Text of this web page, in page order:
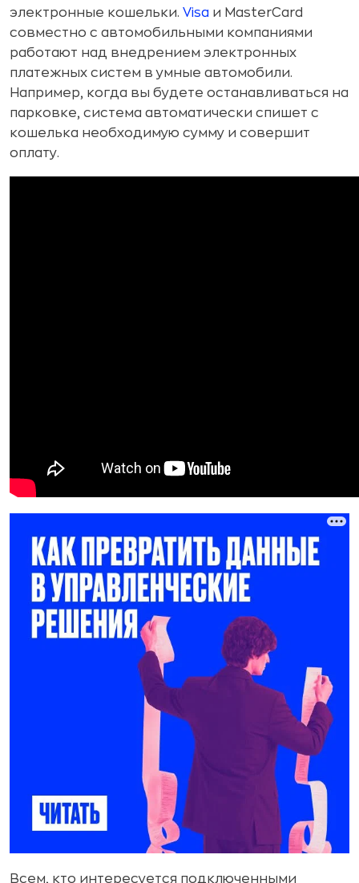
электронные кошельки. Visa и MasterCard
совместно с автомобильными компаниями
работают над внедрением электронных
платежных систем в умные автомобили.
Например, когда вы будете останавливаться на
парковке, система автоматически спишет с
кошелька необходимую сумму и совершит
оплату.
Всем, кто интересуется подключенными